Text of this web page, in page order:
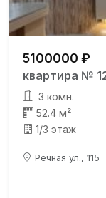
5100000 ₽
квартира №
3 комн.
52.4 м²
1/3 этаж
Речная ул., 115